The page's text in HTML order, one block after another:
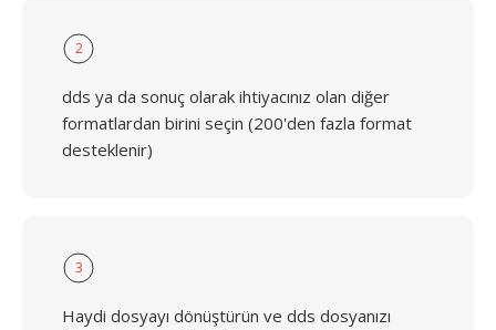
2
dds ya da sonuç olarak ihtiyacınız olan diğer
formatlardan birini seçin (200'den fazla format
desteklenir)
3
Haydi dosyayı dönüştürün ve dds dosyanızı